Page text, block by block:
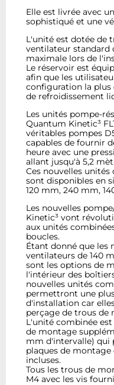
Elle est livrée avec
sophistiqué et une
L'unité est dotée de
ventilateur standard
maximale lors de
Le réservoir est
afin que les
configuration la
de refroidissement
Les unités pompe-
Quantum Kinetic³
véritables pompes
capables de fournir
heure avec une
allant jusqu'à 5,2
Ces nouvelles unités
sont disponibles en
120 mm, 240 mm,
Les nouvelles
Kinetic³ vont
aux unités
boucles.
Étant donné que les
ventilateurs de 140
sont les options de
l'intérieur des
nouvelles unités
permettront une
d'installation car
perçage de trous
L'unité combinée
de montage
mm d'intervalle) qui
plaques de
incluses.
Tous les trous de
M4 avec les vis